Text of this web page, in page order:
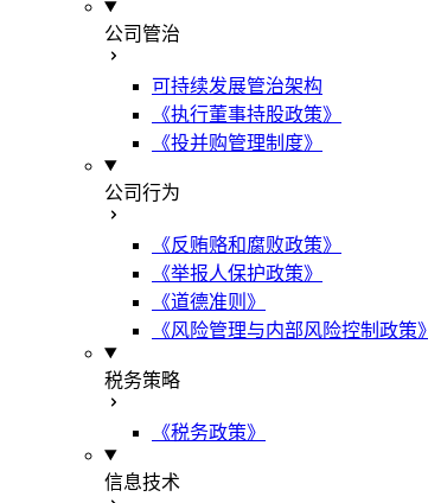
公司管治
可持续发展管治架构
《执行董事持股政策》
《投并购管理制度》
公司行为
《反贿赂和腐败政策》
《举报人保护政策》
《道德准则》
《风险管理与内部风险控制政策》
税务策略
《税务政策》
信息技术